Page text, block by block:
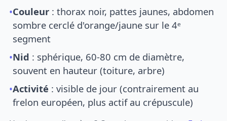
•Couleur : thorax noir, pattes jaunes, abdomen
sombre cerclé d'orange/jaune sur le 4ᵉ
segment
•Nid : sphérique, 60-80 cm de diamètre,
souvent en hauteur (toiture, arbre)
•Activité : visible de jour (contrairement au
frelon européen, plus actif au crépuscule)